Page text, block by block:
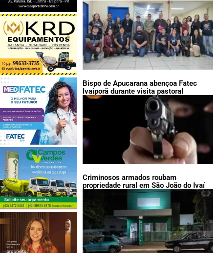
LEIA TAMBÉM:
Bispo de Apucarana abençoa Fatec
Ivaiporã durante visita pastoral
Criminosos armados roubam
propriedade rural em São João do Ivaí